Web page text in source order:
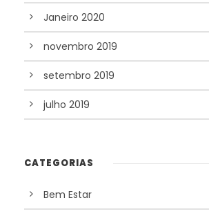
Janeiro 2020
novembro 2019
setembro 2019
julho 2019
CATEGORIAS
Bem Estar